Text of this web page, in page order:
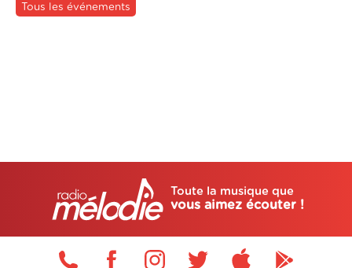
Tous les événements
Toute la musique que
vous aimez écouter !